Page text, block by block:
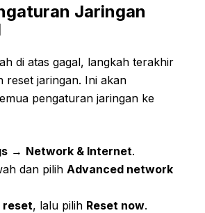
Jaringan
di atas gagal, langkah terakhir
reset jaringan. Ini akan
pengaturan jaringan ke
→ Network & Internet.
dan pilih Advanced network
reset, lalu pilih Reset now.